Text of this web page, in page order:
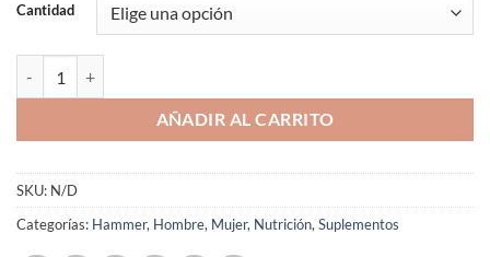
Cantidad
AÑADIR AL CARRITO
SKU: N/D
Categorías: Hammer, Hombre, Mujer, Nutrición, Suplementos